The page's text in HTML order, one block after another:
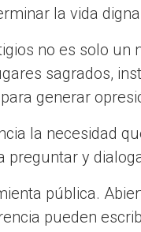
la vida
no es solo
sagrados,
generar
la necesidad
y
pública.
pueden